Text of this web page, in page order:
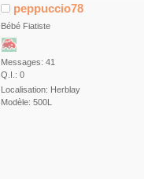
peppuccio78
Bébé Fiatiste
Messages: 41
Q.I.: 0
Localisation: Herblay
Modèle: 500L